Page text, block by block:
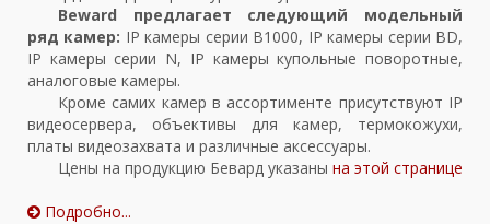
Beward предлагает следующий модельный
ряд камер: IP камеры серии B1000, IP камеры серии BD,
IP камеры серии N, IP камеры купольные поворотные,
аналоговые камеры.
Кроме самих камер в ассортименте присутствуют IP
видеосервера, объективы для камер, термокожухи,
платы видеозахвата и различные аксессуары.
Цены на продукцию Бевард указаны на этой странице
Подробно...